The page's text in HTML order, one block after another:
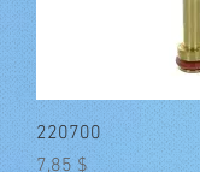
220700
Preis
7,85 $